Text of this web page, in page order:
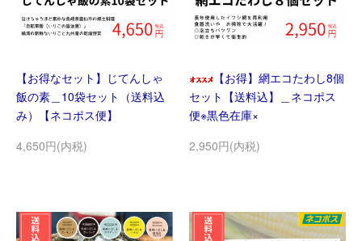
【お得なセット】じてんしゃ
飯の素＿10袋セット（送料込
み）【ネコポス便】
4,650円(内税)
【お得】網エコたわし8個
セット【送料込】＿ネコポス
便※黒色在庫×
2,950円(内税)